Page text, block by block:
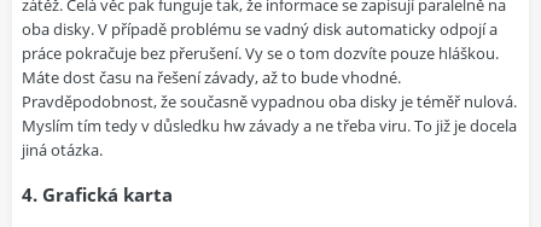
zátěž. Celá věc pak funguje tak, že informace se zapisují paralelně na
oba disky. V případě problému se vadný disk automaticky odpojí a
práce pokračuje bez přerušení. Vy se o tom dozvíte pouze hláškou.
Máte dost času na řešení závady, až to bude vhodné.
Pravděpodobnost, že současně vypadnou oba disky je téměř nulová.
Myslím tím tedy v důsledku hw závady a ne třeba viru. To již je docela
jiná otázka.
4. Grafická karta